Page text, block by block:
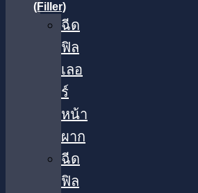
(Filler)
ฉีด
ฟิล
เลอ
ร์
หน้า
ผาก
ฉีด
ฟิล